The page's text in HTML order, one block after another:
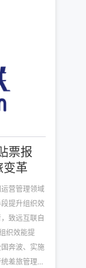
票报
变革
营管理领域
提升组织效
致远互联自
织效能提
奔波、实施
差旅管理模